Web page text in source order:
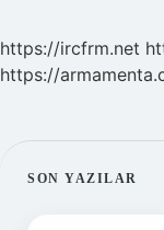
https://ircfrm.net
https://
SON YAZILAR